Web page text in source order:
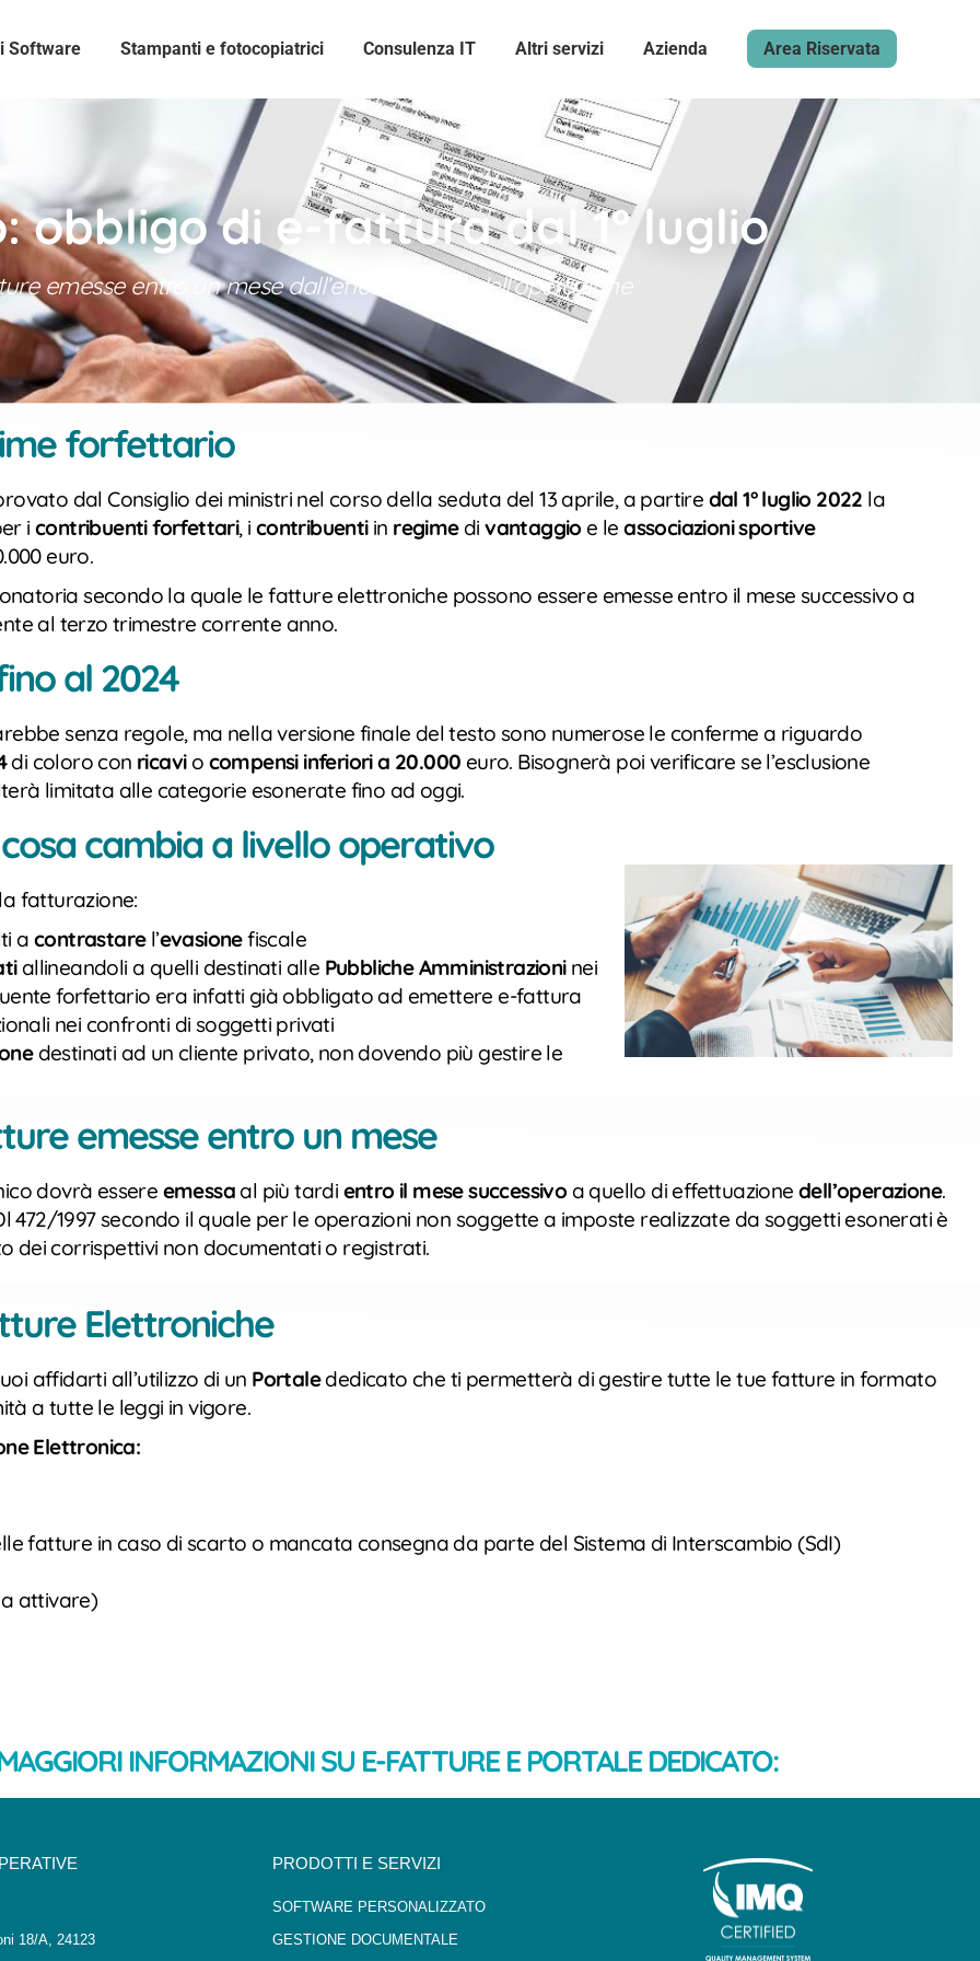
Software Stampanti e fotocopiatrici Consulenza IT Altri servizi Azienda Area Riservata
obbligo di e-fattura dal 1° luglio
emesse entro un mese dall’effettuazione dell’operazione
forfettario
dal Consiglio dei ministri nel corso della seduta del 13 aprile, a partire dal 1° luglio 2022 la
icontribuenti forfettari, i contribuenti in regime divantaggio e leassociazioni sportive
euro.
secondo la quale le fatture elettroniche possono essere emesse entro il mese successivo a
al terzo trimestre corrente anno.
al 2024
senza regole, ma nella versione finale del testo sono numerose le conferme a riguardo
di coloro con ricavi o compensi inferiori a 20.000 euro. Bisognerà poi verificare se l’esclusione
limitata alle categorie esonerate fino ad oggi.
cambia a livello operativo
fatturazione:
acontrastarel’evasionefiscale
allineandoli a quelli destinati alle Pubbliche Amministrazioni nei
forfettario era infatti già obbligato ad emettere e-fattura
nei confronti di soggetti privati
destinati ad un cliente privato, non dovendo più gestire le
emesse entro un mese
dovrà essere emessa al più tardi entro il mese successivo a quello di effettuazionedell’operazione.
472/1997 secondo il quale per le operazioni non soggette a imposte realizzate da soggetti esonerati è
dei corrispettivi non documentati o registrati.
Elettroniche
affidarti all’utilizzo di un Portalededicato che ti permetterà di gestire tutte le tue fatture in formato
a tutte le leggi in vigore.
Elettronica:
fatture in caso di scarto o mancata consegna da parte del Sistema di Interscambio (SdI)
attivare)
INFORMAZIONI SU E-FATTURE E PORTALE DEDICATO:
18/A, 24123
PRODOTTI E SERVIZI
SOFTWARE PERSONALIZZATO
GESTIONE DOCUMENTALE